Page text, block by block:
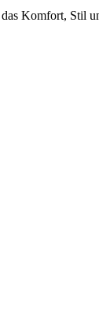
Komfort, Stil